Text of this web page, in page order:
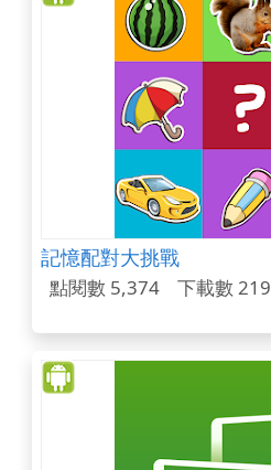
記憶配對大挑戰
點閱數 5,374 下載數 219